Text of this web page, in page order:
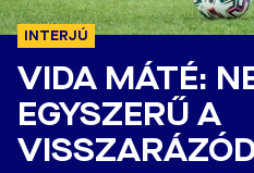
INTERJÚ
VIDA MÁTÉ:
EGYSZERŰ A